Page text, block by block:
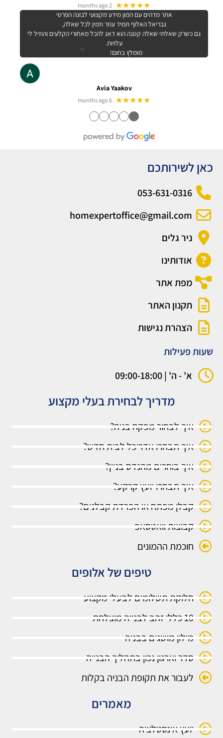
★★★★★
2 months ago
אתר מדהים עם המון מידע מקצועי לבונה הפרטי
גבריאל האלוף תמיד עוזר וזמין לכל שאלה,
גם כשרק שאלתי שאלה קטנה הוא דאג להכל מאחורי הקלעים והוזיל לי
עלויות.
מומלץ בחום!
Avia Yaakov
★★★★★
6 months ago
●
●
●
●
●
כאן לשירותכם
053-631-0316
homexpertoffice@gmail.com
ניר גלים
אודותינו
מפת אתר
תקנון האתר
הצהרת נגישות
שעות פעילות
א' - ה' | 09:00-18:00
מדריך לבחירת בעלי מקצוע
איך לבחור מפקח בניה?
איך תבחרו אדריכל לבית חדש?
איך בוחרים מהנדס בניין?
איך תבחרו יועץ קרקע?
קבלן מפתח או הפרדת קבלנים?
קבוצות וואטסאפ
חוכמת ההמונים
טיפים של אלופים
חלוקת תשלומים לבעלי מקצוע
10 כללי זהב לבנייה מוצלחת
מילון מושגים בבניה
סדר וארגון נכון בתהליך הבנייה
לעבור את תקופת הבניה בקלות
מאמרים
יועץ אינסטלציה